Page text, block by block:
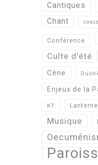
Cantiques
Chant
Conférence
Culte d'été
Cène
Enjeux de la
KT
Musique